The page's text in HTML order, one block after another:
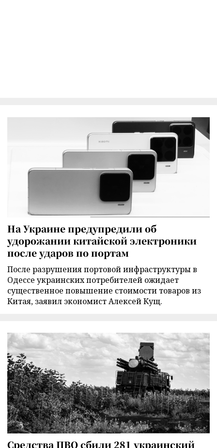
На Украине предупредили об
удорожании китайской электроники
после ударов по портам
После разрушения портовой инфраструктуры в
Одессе украинских потребителей ожидает
существенное повышение стоимости товаров из
Китая, заявил экономист Алексей Кущ.
Средства ПВО сбили 281 украинский